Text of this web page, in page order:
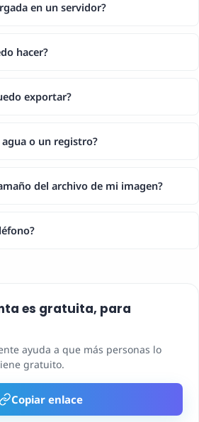
en un servidor?
hacer?
exportar?
o un registro?
del archivo de mi imagen?
es gratuita, para
ayuda a que más personas lo
gratuito.
Copiar enlace